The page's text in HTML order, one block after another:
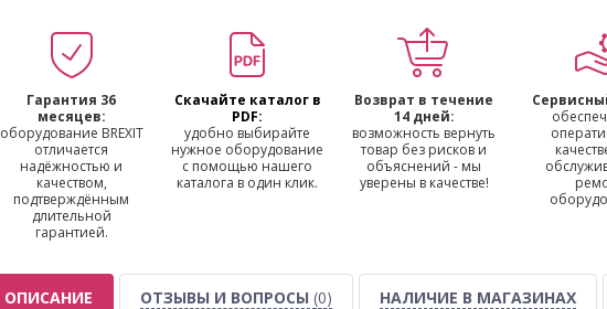
Гарантия 36
месяцев:
оборудование BREXIT
отличается
надёжностью и
качеством,
подтверждённым
длительной
гарантией.
Скачайте каталог в
PDF:
удобно выбирайте
нужное оборудование
с помощью нашего
каталога в один клик.
Возврат в течение
14 дней:
возможность вернуть
товар без рисков и
объяснений - мы
уверены в качестве!
ОПИСАНИЕ ОТЗЫВЫ И ВОПРОСЫ (0) НАЛИЧИЕ В МАГАЗИНАХ